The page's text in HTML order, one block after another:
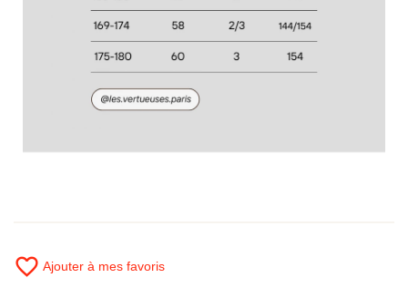
favorite_border Ajouter à mes favoris